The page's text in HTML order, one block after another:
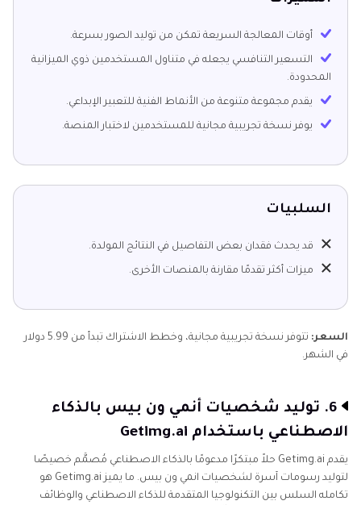
أوقات المعالجة السريعة تمكن من توليد الصور بسرعة.
التسعير التنافسي يجعله في متناول المستخدمين ذوي الميزانية
المحدودة.
يقدم مجموعة متنوعة من الأنماط الفنية للتعبير الإبداعي.
يوفر نسخة تجريبية مجانية للمستخدمين لاختبار المنصة.
السلبيات
قد يحدث فقدان بعض التفاصيل في النتائج المولدة.
ميزات أكثر تقدمًا مقارنة بالمنصات الأخرى.
السعر:
تتوفر نسخة تجريبية مجانية، وخطط الاشتراك تبدأ من 5.99 دولار
في الشهر.
6. توليد شخصيات أنمي ون بيس بالذكاء
الاصطناعي باستخدام Getimg.ai
يقدم Getimg.ai حلاً مبتكرًا مدعومًا بالذكاء الاصطناعي مُصمَّم خصيصًا
لتوليد رسومات آسرة لشخصيات انمي ون بيس. ما يميز Getimg.ai هو
تكامله السلس بين التكنولوجيا المتقدمة للذكاء الاصطناعي والوظائف